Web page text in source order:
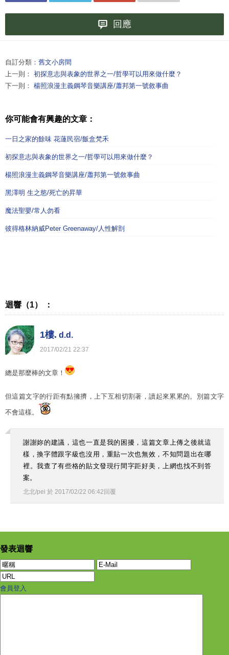
回應
自訂分類： 舊文小房間
上一則： 初探意志與表象的世界之一/哲學可以用來做什麼？
下一則： 楊照浪漫主義鋼琴音樂講座/蕭邦第一號敘事曲
你可能會有興趣的文章：
一日之家的餘味 花蓮民宿/飯盒梵禾
初探意志與表象的世界之一/哲學可以用來做什麼？
楊照浪漫主義鋼琴音樂講座/蕭邦第一號敘事曲
黑澤明 生之慾/死亡的昇華
魔法聖嬰/常人勿看
彼得格林納威Peter Greenaway/人性解剖
迴響（1） ：
1樓. d.d.
2017/02/21 22:37
總是那麼棒的文章！
但這篇文字的行距有點擁擠，上下互相切割著，讀起來累累的。別篇文字
不會這樣。
謝謝妳的建議，這也一直是我的困擾，這篇文章上傳之後就這
樣，換字體跟字級也沒用，重貼一次也無效，不知問題出在哪
裡。我查了有些格的貼文發現行間字距好美，上網也找不到答
案。
北北/pei 於 2017/02/22 06:42回覆
發表迴響
會員登入